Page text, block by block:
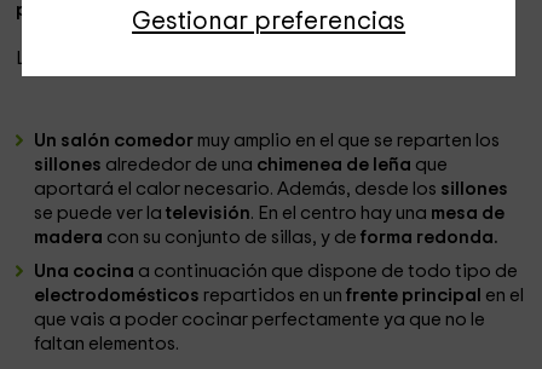
Gestionar preferencias
personas como máximo.
La
Un salón comedor muy amplio en el que se reparten los
sillones alrededor de una chimenea de leña que
aportará el calor necesario. Además, desde los sillones
se puede ver latelevisión. En el centro hay una mesa de
madera con su conjunto de sillas, y de forma redonda.
Una cocina a continuación que dispone de todo tipo de
electrodomésticos repartidos en un frente principal en el
que vais a poder cocinar perfectamente ya que no le
faltan elementos.